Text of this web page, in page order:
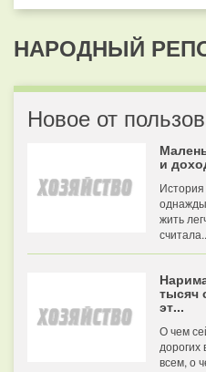
НАРОДНЫЙ
Новое от
и
жить
тысяч
эт...
О чем
всем, о